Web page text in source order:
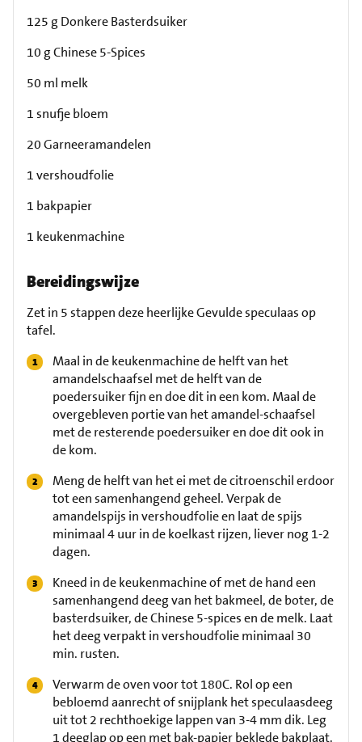
125 g Donkere Basterdsuiker
10 g Chinese 5-Spices
50 ml melk
1 snufje bloem
20 Garneeramandelen
1 vershoudfolie
1 bakpapier
1 keukenmachine
Bereidingswijze
Zet in 5 stappen deze heerlijke Gevulde speculaas op
tafel.
Maal in de keukenmachine de helft van het
amandelschaafsel met de helft van de
poedersuiker fijn en doe dit in een kom. Maal de
overgebleven portie van het amandel-schaafsel
met de resterende poedersuiker en doe dit ook in
de kom.
Meng de helft van het ei met de citroenschil erdoor
tot een samenhangend geheel. Verpak de
amandelspijs in vershoudfolie en laat de spijs
minimaal 4 uur in de koelkast rijzen, liever nog 1-2
dagen.
Kneed in de keukenmachine of met de hand een
samenhangend deeg van het bakmeel, de boter, de
basterdsuiker, de Chinese 5-spices en de melk. Laat
het deeg verpakt in vershoudfolie minimaal 30
min. rusten.
Verwarm de oven voor tot 180C. Rol op een
bebloemd aanrecht of snijplank het speculaasdeeg
uit tot 2 rechthoekige lappen van 3-4 mm dik. Leg
1 deeglap op een met bak-papier beklede bakplaat.